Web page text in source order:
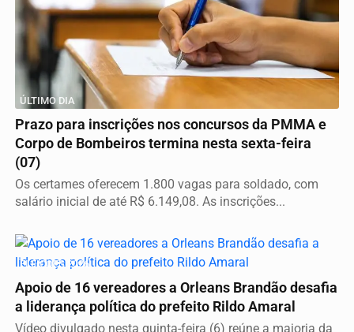
ÚLTIMO DIA
Prazo para inscrições nos concursos da PMMA e
Corpo de Bombeiros termina nesta sexta-feira
(07)
Os certames oferecem 1.800 vagas para soldado, com
salário inicial de até R$ 6.149,08. As inscrições...
ELEIÇÕES 2026
Apoio de 16 vereadores a Orleans Brandão desafia
a liderança política do prefeito Rildo Amaral
Vídeo divulgado nesta quinta-feira (6) reúne a maioria da